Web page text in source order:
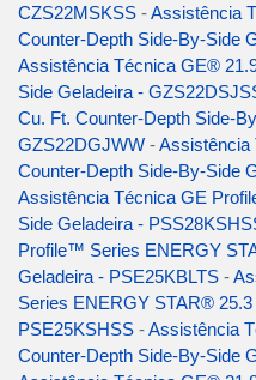
CZS22MSKSS -Assistência
Counter-Depth Side-By-Side
Assistência Técnica GE®
Side Geladeira -
Cu. Ft. Counter-Depth Side-
GZS22DGJWW -Assistência
Counter-Depth Side-By-Side
Assistência Técnica GE
Side Geladeira -
Profile™ Series ENERGY
Geladeira - PSE25KBLTS -
Series ENERGY STAR®
PSE25KSHSS -Assistência
Counter-Depth Side-By-Side